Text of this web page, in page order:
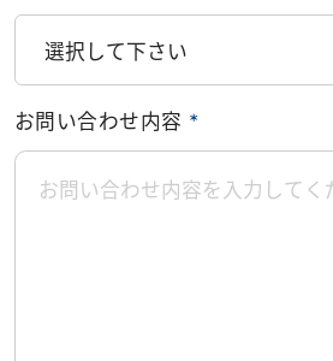
お問い合わせ内容 ＊